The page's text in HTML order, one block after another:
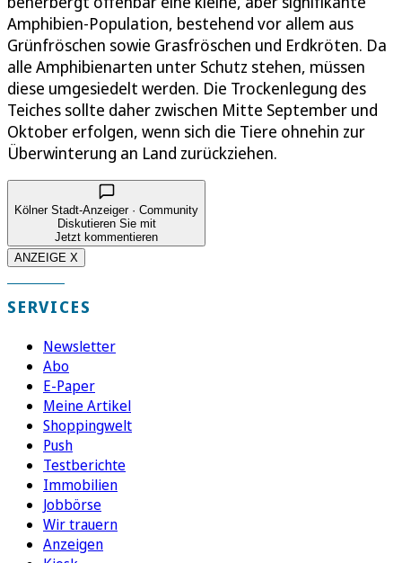
Amphibien-Population, bestehend vor allem aus
Grünfröschen sowie Grasfröschen und Erdkröten. Da
alle Amphibienarten unter Schutz stehen, müssen
diese umgesiedelt werden. Die Trockenlegung des
Teiches sollte daher zwischen Mitte September und
Oktober erfolgen, wenn sich die Tiere ohnehin zur
Überwinterung an Land zurückziehen.
Kölner Stadt-Anzeiger · Community
Diskutieren Sie mit
Jetzt kommentieren
ANZEIGE X
SERVICES
Newsletter
Abo
E-Paper
Meine Artikel
Shoppingwelt
Push
Testberichte
Immobilien
Jobbörse
Wir trauern
Anzeigen